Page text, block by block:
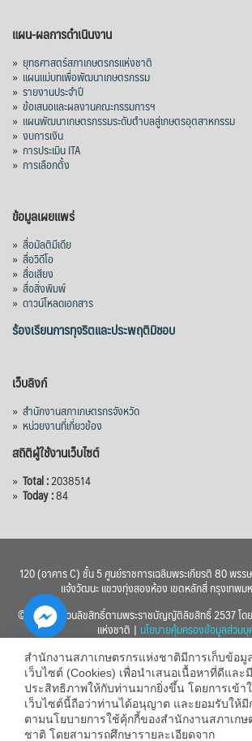
แผน-ผลการดำเนินงาน
» ยุทธศาสตร์สภาเกษตรกรแห่งชาติ
» แผนแม่บทเพื่อพัฒนาเกษตรกรรม
» รายงานประจำปี
» ข้อเสนอและผลงานคณะกรรมการฯ
» แผนพัฒนาเกษตรกรรมระดับตำบลสู่เกษตรอุตสาหกรรม
» งบการเงิน
» การประเมิน ITA
» การเลือกตั้ง
ข้อมูลเผยแพร่
» สื่อมัลติมีเดีย
» สื่อวิดีโอ
» สื่อเสียง
» สื่อสิ่งพิมพ์
» ดาวน์โหลดเอกสาร
ร้องเรียนการทุจริตและประพฤติมิชอบ
เว็บลิงก์
» สำนักงานสภาเกษตรกรจังหวัด
» หน่วยงานที่เกี่ยวข้อง
สถิติผู้ใช้งานเว็บไซต์
» Total :2038514
» Today :84
120 (อาคาร C) ชั้น 5 ศูนย์ราชการเฉลิมพระเกียรติ 80 พร
แจ้งวัฒนะ แขวงทุ่งสองห้อง เขตหลักสี่ กรุงเทพม
© 2560 สงวนลิขสิทธิ์ตามพระราชบัญญัติลิขสิทธิ์ 2537 โด
แห่งชาติ | นโยบายคุ้มครองข้อมูลส่วน
สำนักงานสภาเกษตรกรแห่งชาติมีการเก็บข้อมู
เว็บไซต์ (Cookies) เพื่อนำเสนอเนื้อหาที่ดีและมี
ประสิทธิภาพให้กับท่านมากยิ่งขึ้น โดยการเข้า
เว็บไซต์นี้ถือว่าท่านได้อนุญาต และยอมรับให้มี
ตามนโยบายการใช้คุ้กกี้ของสำนักงานสภาเกษ
ชาติ โดยสามารถศึกษารายละเอียดจาก
Hide
chaty